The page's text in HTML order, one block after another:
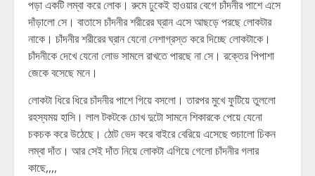
পড়া একটি লম্বা করে লোক। রুমে ঢুকেই হাওয়ার বেগে চাঁদনীর পাশে এসে
দাঁড়ালো সে। বাতাসে চাঁদনীর শরীরের ঘ্রান এসে আছড়ে পরছে লোকটার
নাকে। চাঁদনীর শরীরের ঘ্রান যেনো নেশাগ্রস্ত করে দিচ্ছে লোকটাকে।
চাঁদনীকে দেখে যেনো লোভ সামলে রাখতে পারছে না সে। রক্তের পিপাশা
জেকে বসেছে মনে।
লোকটা ধিরে ধিরে চাঁদনীর পাশে গিয়ে বসলো। তারপর মুখে ফুটিয়ে তুললো
রহস্যময় হাসি। লাল টকটকে চোখ দুটো সামনে শিকারকে পেয়ে যেনো
চকচক করে উঠেছে। ঠোট ভেদ করে বাইরে বেরিয়ে এসেছে শুচালো চিকন
লম্বা দাঁত। আর সেই দাঁত নিয়ে লোকটা এগিয়ে গেলো চাঁদনীর গলার
কাছে,,,,